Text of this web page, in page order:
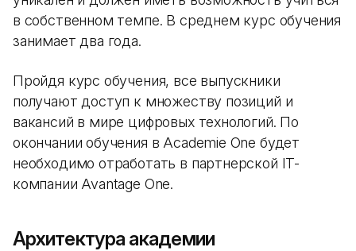
в собственном темпе. В среднем курс обучения
занимает два года.
Пройдя курс обучения, все выпускники
получают доступ к множеству позиций и
вакансий в мире цифровых технологий. По
окончании обучения в Academie One будет
необходимо отработать в партнерской IT-
компании Avantage One.
Архитектура академии